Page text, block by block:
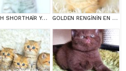
BRİTİSH SHORTHAİR YAVRUMUZ GOLDEN RENGİNİN EN GÜZEL TONU NY11 BRİTİSH SHORTHAİR